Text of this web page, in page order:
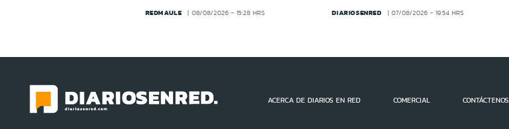
REDMAULE 08/08/2026 - 15:28 HRS DIARIOSENRED 07/08/2026 - 19:54 HRS
ACERCA DE DIARIOS EN RED COMERCIAL CONTÁCTENOS